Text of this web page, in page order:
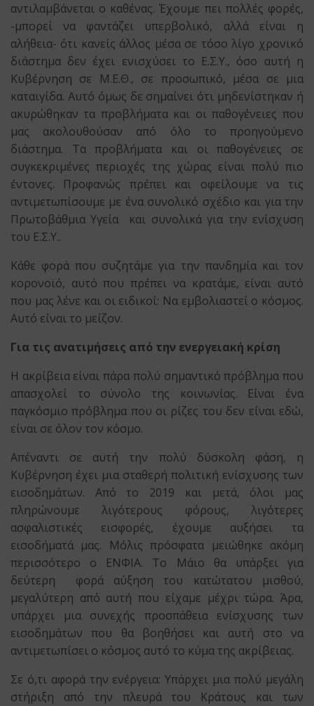
αντιλαμβάνεται ο καθένας. Έχουμε πει πολλές φορές,
-μπορεί να φαντάζει υπερβολικό, αλλά είναι η
αλήθεια- ότι κανείς άλλος μέσα σε τόσο λίγο χρονικό
διάστημα δεν έχει ενισχύσει το Ε.Σ.Υ., όσο αυτή η
Κυβέρνηση σε Μ.Ε.Θ., σε προσωπικό, μέσα σε μια
καταιγίδα. Αυτό όμως δε σημαίνει ότι μηδενίστηκαν ή
ακυρώθηκαν τα προβλήματα και οι παθογένειες που
μας ακολουθούσαν από όλο το προηγούμενο
διάστημα. Τα προβλήματα και οι παθογένειες σε
συγκεκριμένες περιοχές της χώρας είναι πολύ πιο
έντονες. Προφανώς πρέπει και οφείλουμε να τις
αντιμετωπίσουμε με ένα συνολικό σχέδιο και για την
Πρωτοβάθμια Υγεία και συνολικά για την ενίσχυση
του Ε.Σ.Υ..
Κάθε φορά που συζητάμε για την πανδημία και τον
κορονοϊό, αυτό που πρέπει να κρατάμε, είναι αυτό
που μας λένε και οι ειδικοί: Να εμβολιαστεί ο κόσμος.
Αυτό είναι το μείζον.
Για τις ανατιμήσεις από την ενεργειακή κρίση
Η ακρίβεια είναι πάρα πολύ σημαντικό πρόβλημα που
απασχολεί το σύνολο της κοινωνίας. Είναι ένα
παγκόσμιο πρόβλημα που οι ρίζες του δεν είναι εδώ,
είναι σε όλον τον κόσμο.
Απέναντι σε αυτή την πολύ δύσκολη φάση, η
Κυβέρνηση έχει μια σταθερή πολιτική ενίσχυσης των
εισοδημάτων. Από το 2019 και μετά, όλοι μας
πληρώνουμε λιγότερους φόρους, λιγότερες
ασφαλιστικές εισφορές, έχουμε αυξήσει τα
εισοδήματά μας. Μόλις πρόσφατα μειώθηκε ακόμη
περισσότερο ο ΕΝΦΙΑ. Το Μάιο θα υπάρξει για
δεύτερη φορά αύξηση του κατώτατου μισθού,
μεγαλύτερη από αυτή που είχαμε μέχρι τώρα. Άρα,
υπάρχει μια συνεχής προσπάθεια ενίσχυσης των
εισοδημάτων που θα βοηθήσει και αυτή στο να
αντιμετωπίσει ο κόσμος αυτό το κύμα της ακρίβειας.
Σε ό,τι αφορά την ενέργεια: Υπάρχει μια πολύ μεγάλη
στήριξη από την πλευρά του Κράτους και των